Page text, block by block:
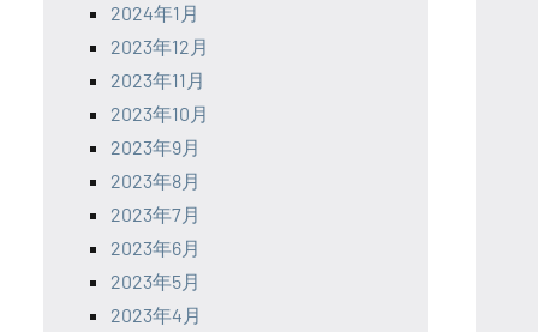
2024年1月
2023年12月
2023年11月
2023年10月
2023年9月
2023年8月
2023年7月
2023年6月
2023年5月
2023年4月